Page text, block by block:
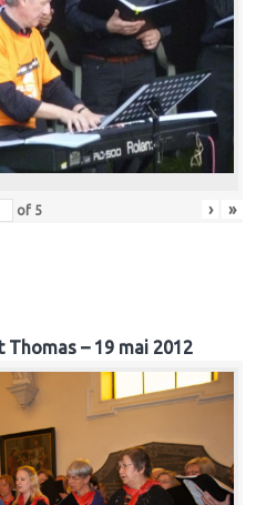
of 5 › »
Thomas – 19 mai 2012